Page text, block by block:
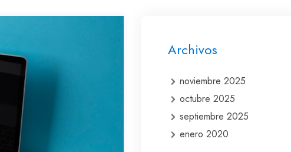
Archivos
noviembre 2025
octubre 2025
septiembre 2025
enero 2020